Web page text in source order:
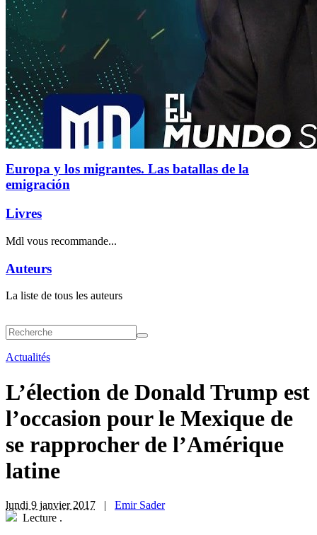
Europa y los migrantes. Las batallas de la
emigración
Livres
Mdl vous recommande...
Auteurs
La liste de tous les auteurs
Actualités
L’élection de Donald Trump est
l’occasion pour le Mexique de
se rapprocher de l’Amérique
latine
lundi 9 janvier 2017 | Emir Sader
Lecture .